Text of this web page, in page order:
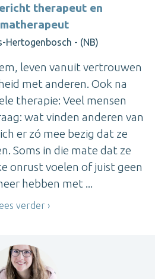
therapeut en
Hertogenbosch - (NB)
leven vanuit vertrouwen
met anderen. Ook na
therapie: Veel mensen
wat vinden anderen van
er zó mee bezig dat ze
Soms in die mate dat ze
onrust voelen of juist geen
hebben met ...
verder